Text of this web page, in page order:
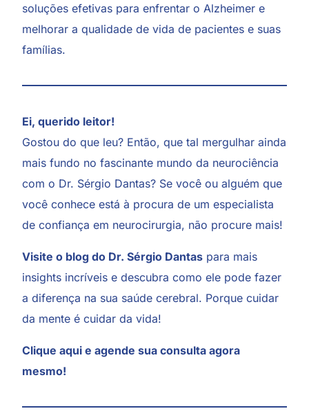
soluções efetivas para enfrentar o Alzheimer e
melhorar a qualidade de vida de pacientes e suas
famílias.
Ei, querido leitor!
Gostou do que leu? Então, que tal mergulhar ainda
mais fundo no fascinante mundo da neurociência
com o Dr. Sérgio Dantas? Se você ou alguém que
você conhece está à procura de um especialista
de confiança em neurocirurgia, não procure mais!
Visite o blog do Dr. Sérgio Dantas para mais
insights incríveis e descubra como ele pode fazer
a diferença na sua saúde cerebral. Porque cuidar
da mente é cuidar da vida!
Clique aqui e agende sua consulta agora
mesmo!